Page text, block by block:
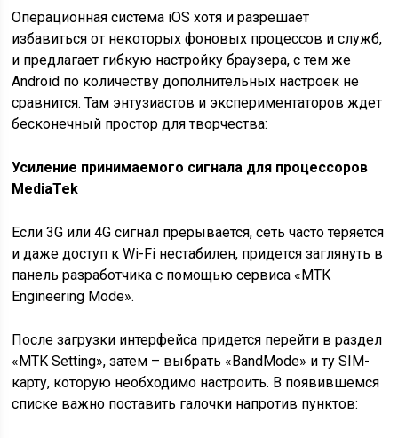
Операционная система iOS хотя и разрешает
избавиться от некоторых фоновых процессов и служб,
и предлагает гибкую настройку браузера, с тем же
Android по количеству дополнительных настроек не
сравнится. Там энтузиастов и экспериментаторов ждет
бесконечный простор для творчества:
Усиление принимаемого сигнала для процессоров
MediaTek
Если 3G или 4G сигнал прерывается, сеть часто теряется
и даже доступ к Wi-Fi нестабилен, придется заглянуть в
панель разработчика с помощью сервиса «MTK
Engineering Mode».
После загрузки интерфейса придется перейти в раздел
«MTK Setting», затем – выбрать «BandMode» и ту SIM-
карту, которую необходимо настроить. В появившемся
списке важно поставить галочки напротив пунктов: